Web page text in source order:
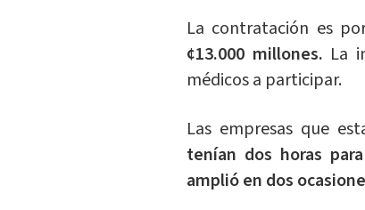
La contratación es
¢13.000 millones. La
médicos a participar.
Las empresas que
tenían dos horas
amplió en dos